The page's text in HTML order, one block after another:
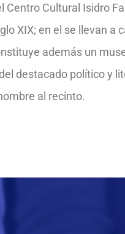
Centro Cultural Isidro
XIX; en el se llevan a
además un
destacado político y
al recinto.